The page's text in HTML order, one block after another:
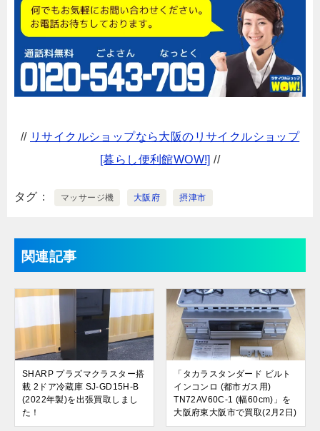
// リサイクルショップなら大阪のリサイクルショップ
[暮らし便利館WOW!] //
タグ マッサージ機 大阪府 摂津市
関連記事
SHARP プラズマクラスター搭
載 2ドア冷蔵庫 SJ-GD15H-B
(2022年製)を出張買取しまし
た！
「タカラスタンダード ビルト
インコンロ (都市ガス用)
TN72AV60C-1 (幅60cm)」を
大阪府東大阪市で買取(2月2日)